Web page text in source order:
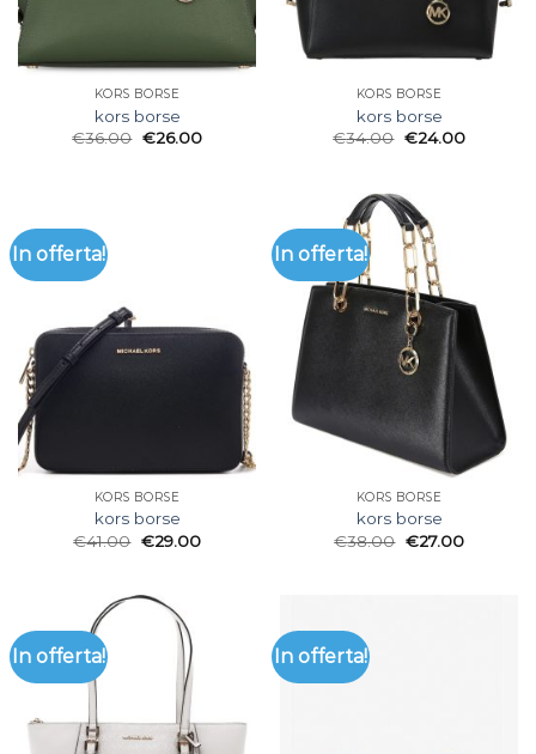
KORS BORSE
kors borse
€36.00 €26.00
KORS BORSE
kors borse
€34.00 €24.00
In offerta!
KORS BORSE
kors borse
€41.00 €29.00
In offerta!
KORS BORSE
kors borse
€38.00 €27.00
In offerta! In offerta!